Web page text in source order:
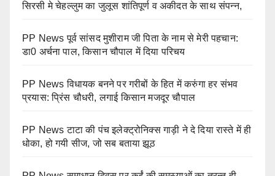
सिरसी मे चेहल्लुम का जुलूस शांतिपूर्ण व अकीदत के साथ संपन्न,
PP News पूर्व सांसद मुशीराम जी पिता के नाम से मेरी पहचान:
डा0 अर्चना पाल, किसान चौपाल में दिया परिचय
PP News विधायक बनने पर गरीबों के हित में करुंगा हर संभव
प्रयास: प्रिंस चौधरी, लगाई किसान मजदूर चौपाल
PP News टाटा की पंच इलेक्ट्रोनिक्स गाड़ी ने दे दिया रास्ते में ही
धोका, हो गयी सीज, जो सब बताया झूठ